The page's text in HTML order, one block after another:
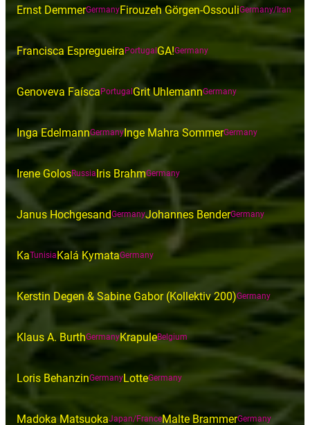
Ernst DemmerGermanyFirouzeh Görgen-OssouliGermany/Iran
Francisca EspregueiraPortugalGA!Germany
Genoveva FaíscaPortugalGrit UhlemannGermany
Inga EdelmannGermanyInge Mahra SommerGermany
Irene GolosRussiaIris BrahmGermany
Janus HochgesandGermanyJohannes BenderGermany
KaTunisiaKalá KymataGermany
Kerstin Degen & Sabine Gabor (Kollektiv 200)Germany
Klaus A. BurthGermanyKrapuleBelgium
Loris BehanzinGermanyLotteGermany
Madoka MatsuokaJapan/FranceMalte BrammerGermany